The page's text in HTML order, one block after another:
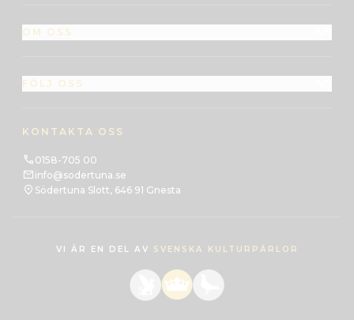
OM OSS
FÖLJ OSS
KONTAKTA OSS
0158-705 00
info@sodertuna.se
Södertuna Slott, 646 91 Gnesta
VI ÄR EN DEL AV SVENSKA KULTURPÄRLOR